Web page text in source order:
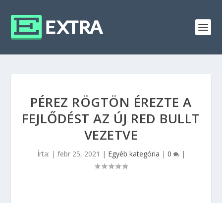
PÉREZ RÖGTÖN ÉREZTE A
FEJLŐDÉST AZ ÚJ RED BULLT
VEZETVE
Írta: | febr 25, 2021 | Egyéb kategória | 0 |